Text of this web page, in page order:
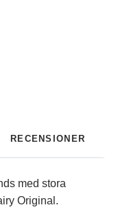
RECENSIONER
med stora
Original.